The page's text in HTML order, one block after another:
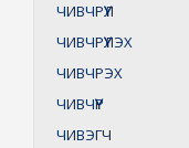
ЧИВЧРҮҮЛ
ЧИВЧРҮҮЛЭХ
ЧИВЧРЭХ
ЧИВЧҮҮР
ЧИВЭГЧ